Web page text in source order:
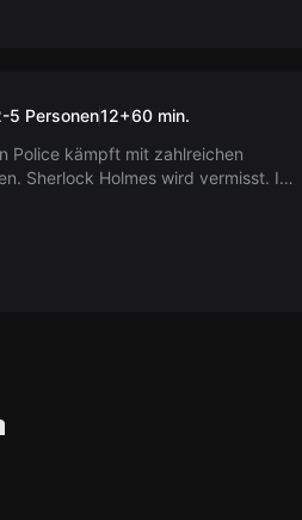
5 Personen12+60 min.
Police kämpft mit zahlreichen
Sherlock Holmes wird vermisst. Ihr